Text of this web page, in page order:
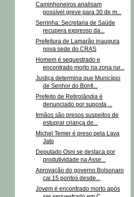
Caminhoneiros analisam
possível greve para 30 de m...
Serrinha: Secretaria de Saúde
recupera expresso da...
Prefeitura de Lamarão inaugura
nova sede do CRAS
Homem é sequestrado e
encontrado morto na zona rur...
Justiça determina que Município
de Senhor do Bonfi...
Prefeito de Retirolândia é
denunciado por suposta ...
Irmãos são presos suspeitos de
estuprar criança de...
Michel Temer é preso pela Lava
Jato
Deputado Osni se destaca por
produtividade na Asse...
Aprovação do governo Bolsonaro
cai 15 pontos desde...
Jovem é encontrado morto após